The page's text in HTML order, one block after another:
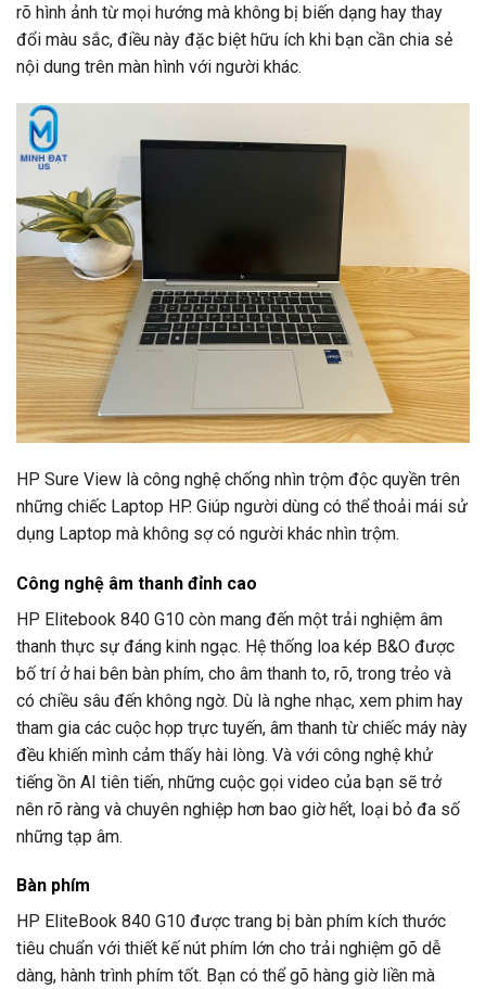
rõ hình ảnh từ mọi hướng mà không bị biến dạng hay thay
đổi màu sắc, điều này đặc biệt hữu ích khi bạn cần chia sẻ
nội dung trên màn hình với người khác.
HP Sure View là công nghệ chống nhìn trộm độc quyền trên
những chiếc Laptop HP. Giúp người dùng có thể thoải mái sử
dụng Laptop mà không sợ có người khác nhìn trộm.
Công nghệ âm thanh đỉnh cao
HP Elitebook 840 G10 còn mang đến một trải nghiệm âm
thanh thực sự đáng kinh ngạc. Hệ thống loa kép B&O được
bố trí ở hai bên bàn phím, cho âm thanh to, rõ, trong trẻo và
có chiều sâu đến không ngờ. Dù là nghe nhạc, xem phim hay
tham gia các cuộc họp trực tuyến, âm thanh từ chiếc máy này
đều khiến mình cảm thấy hài lòng. Và với công nghệ khử
tiếng ồn AI tiên tiến, những cuộc gọi video của bạn sẽ trở
nên rõ ràng và chuyên nghiệp hơn bao giờ hết, loại bỏ đa số
những tạp âm.
Bàn phím
HP EliteBook 840 G10 được trang bị bàn phím kích thước
tiêu chuẩn với thiết kế nút phím lớn cho trải nghiệm gõ dễ
dàng, hành trình phím tốt. Bạn có thể gõ hàng giờ liền mà